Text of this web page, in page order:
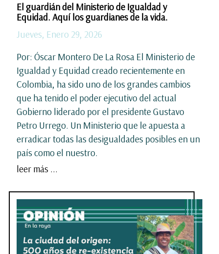
El guardián del Ministerio de Igualdad y
Equidad. Aquí los guardianes de la vida.
Jueves, Enero 29, 2026
Por: Óscar Montero De La Rosa El Ministerio de
Igualdad y Equidad creado recientemente en
Colombia, ha sido uno de los grandes cambios
que ha tenido el poder ejecutivo del actual
Gobierno liderado por el presidente Gustavo
Petro Urrego. Un Ministerio que le apuesta a
erradicar todas las desigualdades posibles en un
país como el nuestro.
leer más ...